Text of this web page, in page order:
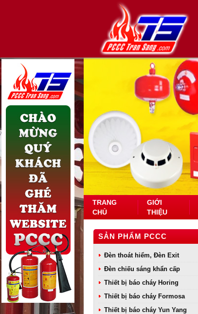
TRANG
CHỦ
GIỚI
THIỆU
SẢN PHẨM PCCC
Đèn thoát hiểm, Đèn Exit
Đèn chiếu sáng khẩn cấp
Thiết bị báo cháy Horing
Thiết bị báo cháy Formosa
Thiết bị báo cháy Yun Yang